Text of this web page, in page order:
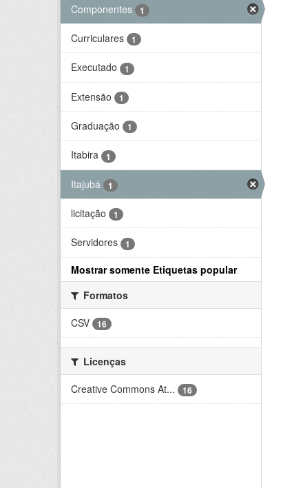
Componentes 1
Curriculares 1
Executado 1
Extensão 1
Graduação 1
Itabira 1
Itajubá 1
licitação 1
Servidores 1
Mostrar somente Etiquetas popular
Formatos
CSV
16
Licenças
Creative Commons At...
16